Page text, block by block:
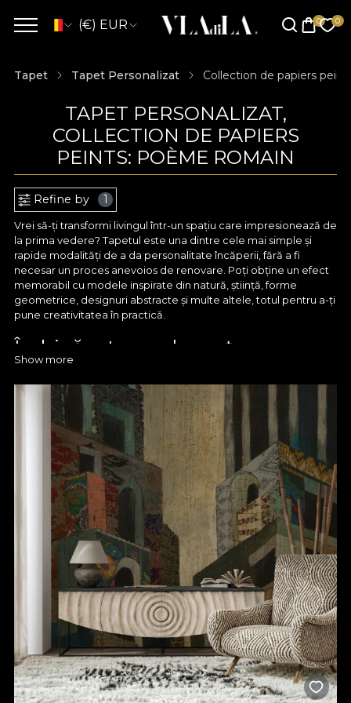
(€) EUR
Tapet Tapet Personalizat Collection de papiers
TAPET PERSONALIZAT,
COLLECTION DE PAPIERS
PEINTS: POÈME ROMAIN
Refine by 1
Vrei să-ți transformi livingul într-un spațiu care impresionează de
la prima vedere? Tapetul este una dintre cele mai simple și
rapide modalități de a da personalitate încăperii, fără a fi
necesar un proces anevoios de renovare. Poți obține un efect
memorabil cu modele inspirate din natură, știință, forme
geometrice, designuri abstracte și multe altele, totul pentru a-ți
pune creativitatea în practică.
Îmbină arta cu eleganța cu
ajutorul tapetului personalizat
La VLAdiLA te așteptăm cu numeroase tipuri de tapete pentru
ca tu sa poți alege culorile, texturile și dimensiunile perfecte
pentru spațiul tău. Merită să-ți pui amprenta asupra oricărei
încăperi și să îi dai o nouă viață cu un tapet personalizat. Vei
observa imediat cum tapetul poate schimba complet energia
camerei și o poate transforma într-un loc în care vei dori să îți
petreci mai mult timp.
Schimbă chiar acum atmosfera din dormitor, living, baie,
bucătărie, hol și nu numai, totul printr-o metodă ușor de pus în
practică. Produsele noastre sunt perfecte nu doar pentru
mediul rezidențial, ci și pentru magazine, business-uri sau
showroom-uri.
Tapetul VLAdiLA îți oferă combinația perfectă între design
atractiv și funcționalitate, iar fiecare produs din portofoliul
nostru este realizat cu atenție la detalii pentru a te bucura de
rafinament și confort. Tapetul pentru perete este realizat prin
folosirea unor tehnologii speciale care asigură o durată de viață
generoasă, rezistență la umezeală, dar și o întreținere facilă.
Show more